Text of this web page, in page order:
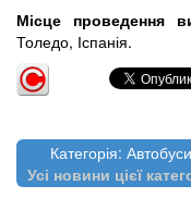
Місце проведення
Толедо, Іспанія.
Категорія: Автобуси
Усі новини цієї